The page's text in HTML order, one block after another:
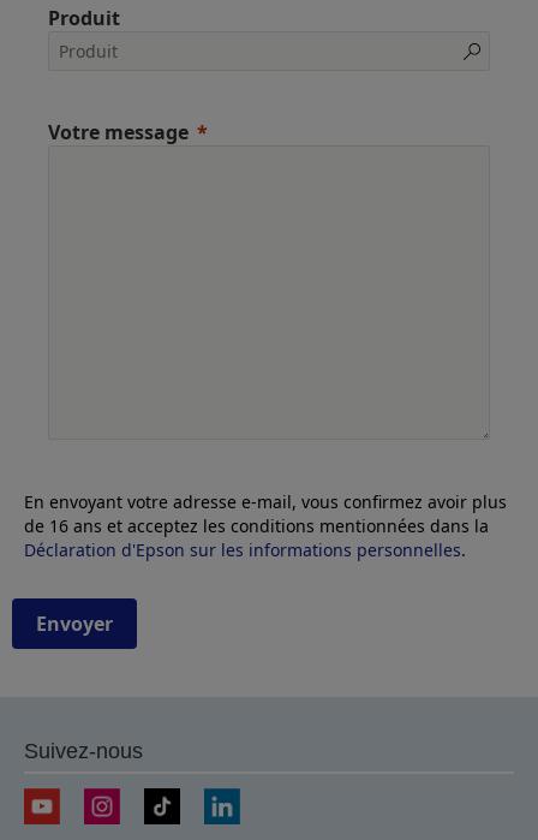
Produit
Votre message
En envoyant votre adresse e-mail, vous confirmez avoir plus
de 16 ans et acceptez les conditions mentionnées dans la
Déclaration d'Epson sur les informations personnelles.
Envoyer
Suivez-nous